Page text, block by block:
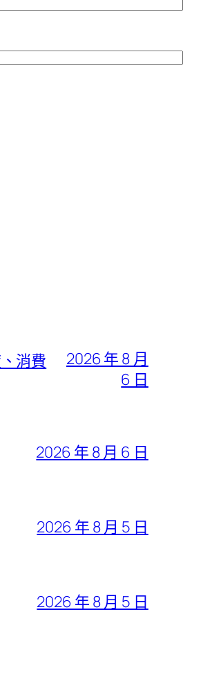
消費
2026 年 8 月
6 日
2026 年 8 月 6 日
2026 年 8 月 5 日
2026 年 8 月 5 日